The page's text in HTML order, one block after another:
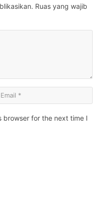
Ruas yang wajib
browser for the next time I